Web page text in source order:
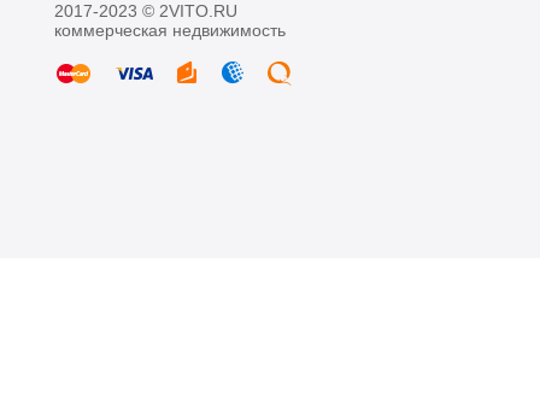
2017-2023 © 2VITO.RU
коммерческая недвижимость